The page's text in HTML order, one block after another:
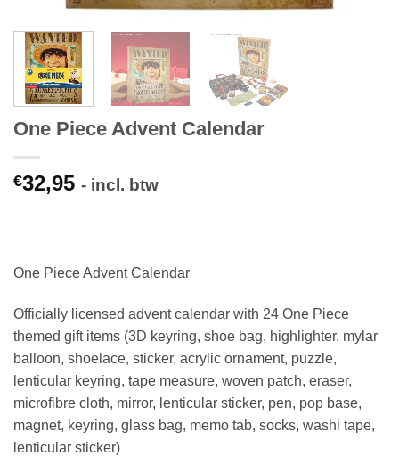
One Piece Advent Calendar
€32,95 - incl. btw
One Piece Advent Calendar
Officially licensed advent calendar with 24 One Piece
themed gift items (3D keyring, shoe bag, highlighter, mylar
balloon, shoelace, sticker, acrylic ornament, puzzle,
lenticular keyring, tape measure, woven patch, eraser,
microfibre cloth, mirror, lenticular sticker, pen, pop base,
magnet, keyring, glass bag, memo tab, socks, washi tape,
lenticular sticker)